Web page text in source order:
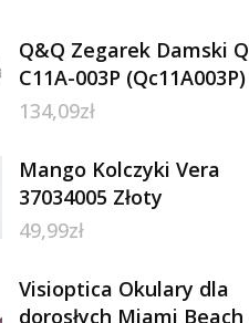
Q&Q Zegarek Damski Q
C11A-003P (Qc11A003P)
134,09zł
Mango Kolczyki Vera
37034005 Złoty
49,99zł
Visioptica Okulary dla
dorosłych Miami Beach